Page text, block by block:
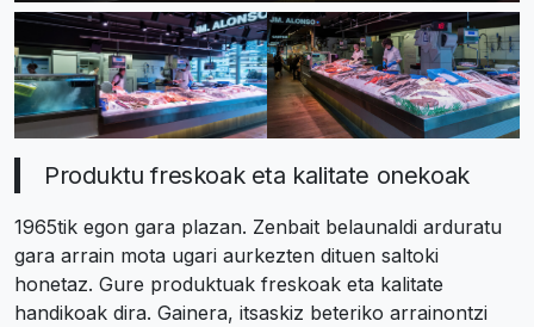
Produktu freskoak eta kalitate onekoak
1965tik egon gara plazan. Zenbait belaunaldi arduratu
gara arrain mota ugari aurkezten dituen saltoki
honetaz. Gure produktuak freskoak eta kalitate
handikoak dira. Gainera, itsaskiz beteriko arrainontzi